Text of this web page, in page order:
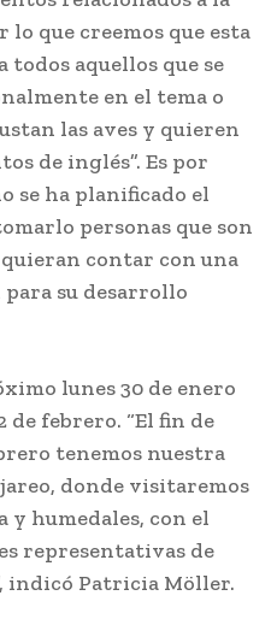
lo que creemos que esta
aquellos que se
en el tema o
las aves y quieren
de inglés”. Es por
se ha planificado el
personas que son
contar con una
su desarrollo
lunes 30 de enero
febrero. “El fin de
tenemos nuestra
donde visitaremos
y humedales, con el
representativas de
indicó Patricia Möller.